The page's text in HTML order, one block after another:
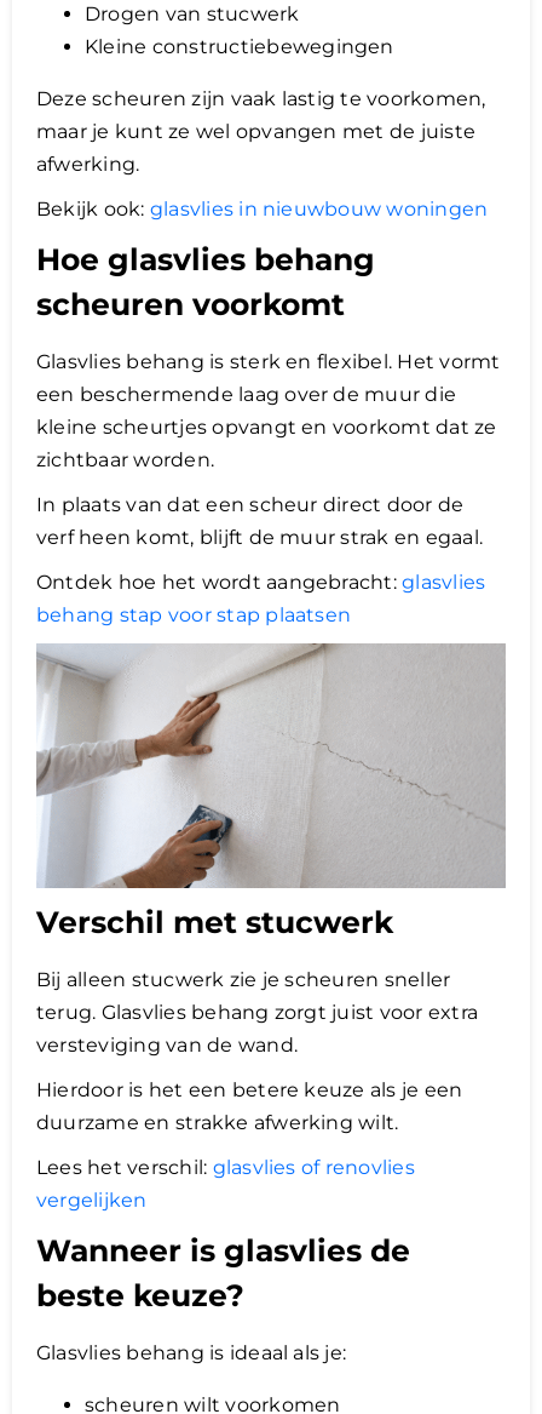
Drogen van stucwerk
Kleine constructiebewegingen
Deze scheuren zijn vaak lastig te voorkomen,
maar je kunt ze wel opvangen met de juiste
afwerking.
Bekijk ook: glasvlies in nieuwbouw woningen
Hoe glasvlies behang
scheuren voorkomt
Glasvlies behang is sterk en flexibel. Het vormt
een beschermende laag over de muur die
kleine scheurtjes opvangt en voorkomt dat ze
zichtbaar worden.
In plaats van dat een scheur direct door de
verf heen komt, blijft de muur strak en egaal.
Ontdek hoe het wordt aangebracht:glasvlies
behang stap voor stap plaatsen
Verschil met stucwerk
Bij alleen stucwerk zie je scheuren sneller
terug. Glasvlies behang zorgt juist voor extra
versteviging van de wand.
Hierdoor is het een betere keuze als je een
duurzame en strakke afwerking wilt.
Lees het verschil: glasvlies of renovlies
vergelijken
Wanneer is glasvlies de
beste keuze?
Glasvlies behang is ideaal als je:
scheuren wilt voorkomen